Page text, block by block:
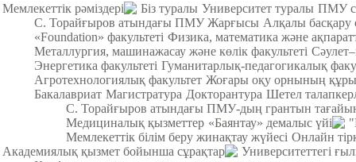
Мемлекеттік рәміздері
Біз туралы Университет туралы ПМУ
С. Торайғыров атындағы ПМУ Жарғысы Алқалы басқару
«Foundation» факультеті Физика, математика және
Металлургия, машинажасау және көлік факультеті
Энергетика факультеті Гуманитарлық-педагогикалық
Агротехнологиялық факультет Жоғары оқу орнының
Бакалавриат Магистратура Докторантура Шетел
С. Торайғыров атындағы ПМУ-дың грантын
Медициналық қызметтер «Баянтау» демалыс үйі
Мемлекеттік білім беру жинақтау жүйесі Онлайн
Академиялық қызмет бойынша сұрақтар
Университеттегі